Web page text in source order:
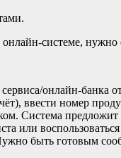
системе, нужно
онлайн-банка
ввести номер
Система
или
быть готовым